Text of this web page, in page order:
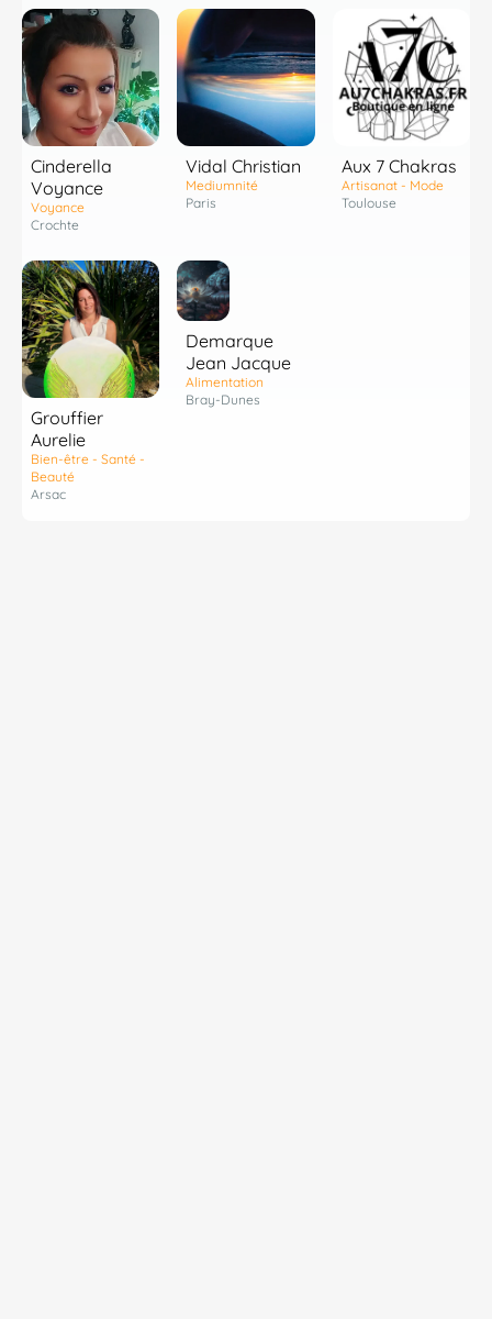
Cinderella
Voyance
Voyance
Crochte
Vidal Christian
Mediumnité
Paris
Aux 7 Chakras
Artisanat - Mode
Toulouse
Grouffier
Aurelie
Bien-être - Santé -
Beauté
Arsac
Demarque
Jean Jacque
Alimentation
Bray-Dunes